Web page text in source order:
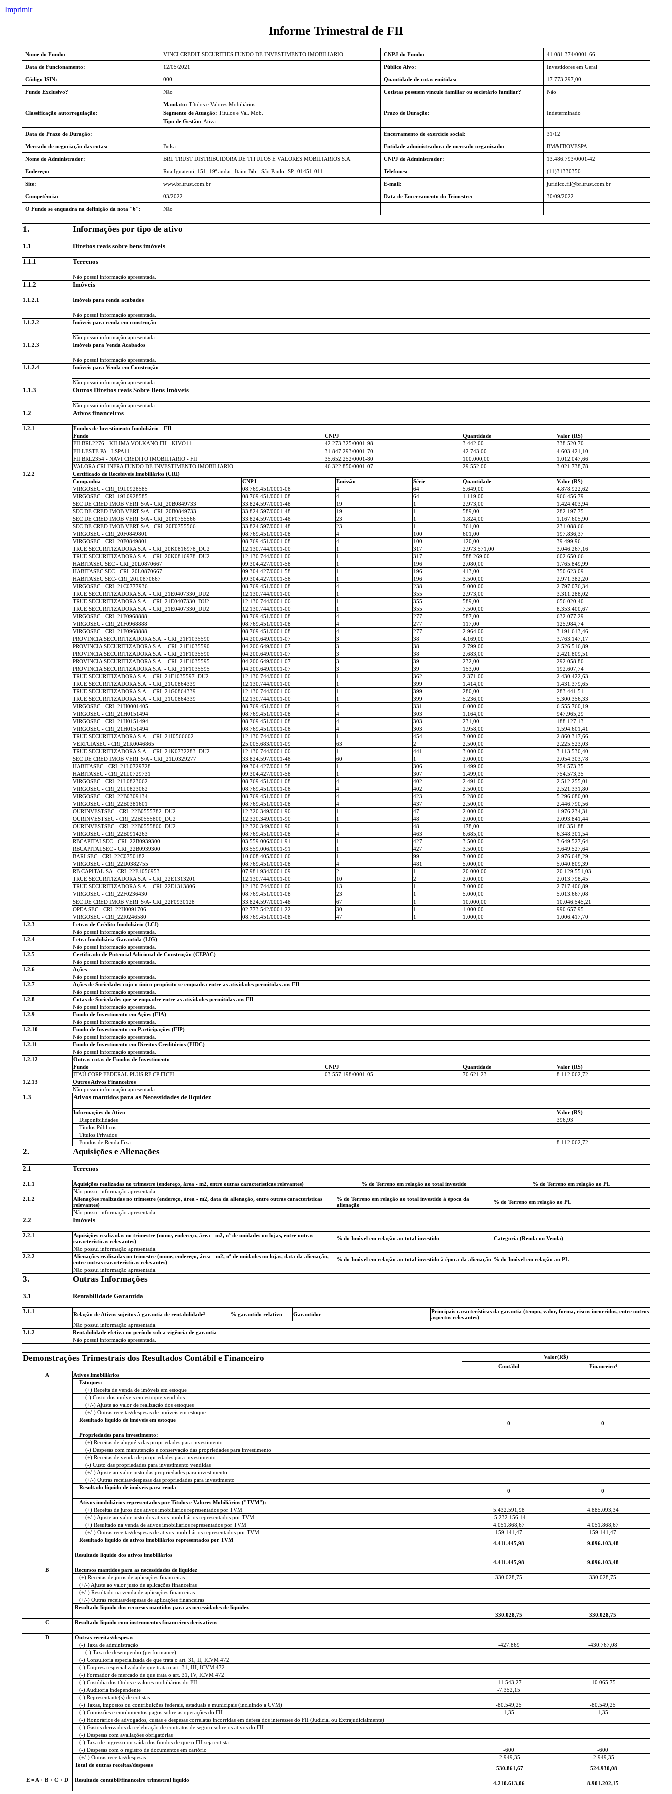
Imprimir
Informe Trimestral de FII
Nome do Fundo: VINCI CREDIT SECURITIES FUNDO DE INVESTIMENTO IMOBILIARIO CNPJ do Fundo: 41.081.374/0001-66
Data de Funcionamento: 12/05/2021 Público Alvo: Investidores em Geral
Código ISIN: 000 Quantidade de cotas emitidas: 17.773.297,00
Fundo Exclusivo? Não Cotistas possuem vínculo familiar ou societário familiar? Não
Classificação autorregulação:
Mandato: Títulos e Valores Mobiliários
Segmento de Atuação: Títulos e Val. Mob.
Tipo de Gestão: Ativa
Prazo de Duração: Indeterminado
Data do Prazo de Duração: Encerramento do exercício social: 31/12
Mercado de negociação das cotas: Bolsa Entidade administradora de mercado organizado: BM&FBOVESPA
Nome do Administrador: BRL TRUST DISTRIBUIDORA DE TITULOS E VALORES MOBILIARIOS S.A. CNPJ do Administrador: 13.486.793/0001-42
Endereço: Rua Iguatemi, 151, 19º andar- Itaim Bibi- São Paulo- SP- 01451-011 Telefones: (11)31330350
Site: www.brltrust.com.br E-mail: juridico.fii@brltrust.com.br
Competência: 03/2022 Data de Encerramento do Trimestre: 30/09/2022
O Fundo se enquadra na definição da nota "6": Não
1. Informações por tipo de ativo
1.1 Direitos reais sobre bens imóveis
1.1.1 Terrenos
Não possui informação apresentada.
1.1.2 Imóveis
1.1.2.1 Imóveis para renda acabados
Não possui informação apresentada.
1.1.2.2
Imóveis para renda em construção
Não possui informação apresentada.
1.1.2.3
Imóveis para Venda Acabados
Não possui informação apresentada.
1.1.2.4
Imóveis para Venda em Construção
Não possui informação apresentada.
1.1.3 Outros Direitos reais Sobre Bens Imóveis
Não possui informação apresentada.
1.2 Ativos financeiros
1.2.1
Fundos de Investimento Imobiliário - FII
Fundo
CNPJ Quantidade
Valor (R$)
FII BRL2276 - KILIMA VOLKANO FII - KIVO11
42.273.325/0001-98 3.442,00
338.520,70
FII LESTE PA - LSPA11
31.847.293/0001-70 42.743,00
4.603.421,10
FII BRL2354 - NAVI CREDITO IMOBILIARIO - FII
35.652.252/0001-80 100.000,00
1.012.047,66
VALORA CRI INFRA FUNDO DE INVESTIMENTO IMOBILIARIO
46.322.850/0001-07 29.552,00
3.021.738,78
1.2.2
Certificado de Recebíveis Imobiliários (CRI)
Companhia
CNPJ Emissão Série Quantidade
Valor (R$)
VIRGOSEC - CRI_19L0928585
08.769.451/0001-08 4 64 5.649,00
4.878.922,62
VIRGOSEC - CRI_19L0928585
08.769.451/0001-08 4 64 1.119,00
966.456,79
SEC DE CRED IMOB VERT S/A - CRI_20B0849733
33.824.597/0001-48 19 1 2.973,00
1.424.403,94
SEC DE CRED IMOB VERT S/A - CRI_20B0849733
33.824.597/0001-48 19 1 589,00
282.197,75
SEC DE CRED IMOB VERT S/A - CRI_20F0755566
33.824.597/0001-48 23 1 1.824,00
1.167.605,90
SEC DE CRED IMOB VERT S/A - CRI_20F0755566
33.824.597/0001-48 23 1 361,00
231.088,66
VIRGOSEC - CRI_20F0849801
08.769.451/0001-08 4 100 601,00
197.836,37
VIRGOSEC - CRI_20F0849801
08.769.451/0001-08 4 100 120,00
39.499,96
TRUE SECURITIZADORA S.A. - CRI_20K0816978_DU2
12.130.744/0001-00 1 317 2.973.571,00
3.046.267,16
TRUE SECURITIZADORA S.A. - CRI_20K0816978_DU2
12.130.744/0001-00 1 317 588.269,00
602.650,66
HABITASEC SEC - CRI_20L0870667
09.304.427/0001-58 1 196 2.080,00
1.765.849,99
HABITASEC SEC - CRI_20L0870667
09.304.427/0001-58 1 196 413,00
350.623,09
HABITASEC SEC- CRI_20L0870667
09.304.427/0001-58 1 196 3.500,00
2.971.382,20
VIRGOSEC - CRI_21C0777936
08.769.451/0001-08 4 238 5.000,00
2.797.076,34
TRUE SECURITIZADORA S.A. - CRI_21E0407330_DU2
12.130.744/0001-00 1 355 2.973,00
3.311.288,02
TRUE SECURITIZADORA S.A. - CRI_21E0407330_DU2
12.130.744/0001-00 1 355 589,00
656.020,40
TRUE SECURITIZADORA S.A. - CRI_21E0407330_DU2
12.130.744/0001-00 1 355 7.500,00
8.353.400,67
VIRGOSEC - CRI_21F0968888
08.769.451/0001-08 4 277 587,00
632.077,29
VIRGOSEC - CRI_21F0968888
08.769.451/0001-08 4 277 117,00
125.984,74
VIRGOSEC - CRI_21F0968888
08.769.451/0001-08 4 277 2.964,00
3.191.613,46
PROVINCIA SECURITIZADORA S.A. - CRI_21F1035590
04.200.649/0001-07 3 38 4.169,00
3.763.147,17
PROVINCIA SECURITIZADORA S.A. - CRI_21F1035590
04.200.649/0001-07 3 38 2.799,00
2.526.516,89
PROVINCIA SECURITIZADORA S.A. - CRI_21F1035590
04.200.649/0001-07 3 38 2.683,00
2.421.809,51
PROVINCIA SECURITIZADORA S.A. - CRI_21F1035595
04.200.649/0001-07 3 39 232,00
292.058,80
PROVINCIA SECURITIZADORA S.A. - CRI_21F1035595
04.200.649/0001-07 3 39 153,00
192.607,74
TRUE SECURITIZADORA S.A. - CRI_21F1035597_DU2
12.130.744/0001-00 1 362 2.371,00
2.430.422,63
TRUE SECURITIZADORA S.A. - CRI_21G0864339
12.130.744/0001-00 1 399 1.414,00
1.431.379,65
TRUE SECURITIZADORA S.A. - CRI_21G0864339
12.130.744/0001-00 1 399 280,00
283.441,51
TRUE SECURITIZADORA S.A. - CRI_21G0864339
12.130.744/0001-00 1 399 5.236,00
5.300.356,33
VIRGOSEC - CRI_21H0001405
08.769.451/0001-08 4 331 6.000,00
6.555.760,19
VIRGOSEC - CRI_21H0151494
08.769.451/0001-08 4 303 1.164,00
947.965,29
VIRGOSEC - CRI_21H0151494
08.769.451/0001-08 4 303 231,00
188.127,13
VIRGOSEC - CRI_21H0151494
08.769.451/0001-08 4 303 1.958,00
1.594.601,41
TRUE SECURITIZADORA S.A. - CRI_21I0566602
12.130.744/0001-00 1 454 3.000,00
2.860.317,66
VERTCIASEC - CRI_21K0046865
25.005.683/0001-09 63 2 2.500,00
2.225.523,03
TRUE SECURITIZADORA S.A. - CRI_21K0732283_DU2
12.130.744/0001-00 1 441 3.000,00
3.113.530,40
SEC DE CRED IMOB VERT S/A - CRI_21L0329277
33.824.597/0001-48 60 1 2.000,00
2.054.303,78
HABITASEC - CRI_21L0729728
09.304.427/0001-58 1 306 1.499,00
754.573,35
HABITASEC - CRI_21L0729731
09.304.427/0001-58 1 307 1.499,00
754.573,35
VIRGOSEC - CRI_21L0823062
08.769.451/0001-08 4 402 2.491,00
2.512.255,01
VIRGOSEC - CRI_21L0823062
08.769.451/0001-08 4 402 2.500,00
2.521.331,80
VIRGOSEC - CRI_22B0309134
08.769.451/0001-08 4 423 5.280,00
5.296.680,00
VIRGOSEC - CRI_22B0381601
08.769.451/0001-08 4 437 2.500,00
2.446.790,56
OURINVESTSEC - CRI_22B0555782_DU2
12.320.349/0001-90 1 47 2.000,00
1.976.234,31
OURINVESTSEC - CRI_22B0555800_DU2
12.320.349/0001-90 1 48 2.000,00
2.093.841,44
OURINVESTSEC - CRI_22B0555800_DU2
12.320.349/0001-90 1 48 178,00
186.351,88
VIRGOSEC - CRI_22B0914263
08.769.451/0001-08 4 463 6.685,00
6.348.301,54
RBCAPITALSEC - CRI_22B0939300
03.559.006/0001-91 1 427 3.500,00
3.649.527,64
RBCAPITALSEC - CRI_22B0939300
03.559.006/0001-91 1 427 3.500,00
3.649.527,64
BARI SEC - CRI_22C0750182
10.608.405/0001-60 1 99 3.000,00
2.976.648,29
VIRGOSEC - CRI_22D0382755
08.769.451/0001-08 4 481 5.000,00
5.040.809,39
RB CAPITAL SA - CRI_22E1056953
07.981.934/0001-09 2 1 20.000,00
20.129.551,03
TRUE SECURITIZADORA S.A. - CRI_22E1313201
12.130.744/0001-00 10 2 2.000,00
2.013.798,45
TRUE SECURITIZADORA S.A. - CRI_22E1313806
12.130.744/0001-00 13 1 3.000,00
2.717.406,89
VIRGOSEC - CRI_22F0236430
08.769.451/0001-08 23 1 5.000,00
5.013.667,08
SEC DE CRED IMOB VERT S/A- CRI_22F0930128
33.824.597/0001-48 67 1 10.000,00
10.046.545,21
OPEA SEC - CRI_22H0091706
02.773.542/0001-22 30 1 1.000,00
990.657,95
VIRGOSEC - CRI_22I0246580
08.769.451/0001-08 47 1 1.000,00
1.006.417,70
1.2.3
Letras de Crédito Imobiliário (LCI)
Não possui informação apresentada.
1.2.4
Letra Imobiliária Garantida (LIG)
Não possui informação apresentada.
1.2.5
Certificado de Potencial Adicional de Construção (CEPAC)
Não possui informação apresentada.
1.2.6
Ações
Não possui informação apresentada.
1.2.7
Ações de Sociedades cujo o único propósito se enquadra entre as atividades permitidas aos FII
Não possui informação apresentada.
1.2.8
Cotas de Sociedades que se enquadre entre as atividades permitidas aos FII
Não possui informação apresentada.
1.2.9
Fundo de Investimento em Ações (FIA)
Não possui informação apresentada.
1.2.10
Fundo de Investimento em Participações (FIP)
Não possui informação apresentada.
1.2.11
Fundo de Investimento em Direitos Creditórios (FIDC)
Não possui informação apresentada.
1.2.12
Outras cotas de Fundos de Investimento
Fundo
CNPJ Quantidade
Valor (R$)
ITAÚ CORP FEDERAL PLUS RF CP FICFI
03.557.198/0001-05 70.621,23
8.112.062,72
1.2.13
Outros Ativos Financeiros
Não possui informação apresentada.
1.3 Ativos mantidos para as Necessidades de liquidez
Informações do Ativo
Valor (R$)
Disponibilidades
396,93
Títulos Públicos
Títulos Privados
Fundos de Renda Fixa
8.112.062,72
2. Aquisições e Alienações
2.1 Terrenos
2.1.1 Aquisições realizadas no trimestre (endereço, área - m2, entre outras características relevantes) % do Terreno em relação ao total investido
% do Terreno em relação ao PL
Não possui informação apresentada.
2.1.2
Alienações realizadas no trimestre (endereço, área - m2, data da alienação, entre outras características
relevantes)
% do Terreno em relação ao total investido à época da
alienação
% do Terreno em relação ao PL
Não possui informação apresentada.
2.2 Imóveis
2.2.1
Aquisições realizadas no trimestre (nome, endereço, área - m2, nº de unidades ou lojas, entre outras
características relevantes)
% do Imóvel em relação ao total investido
Categoria (Renda ou Venda)
Não possui informação apresentada.
2.2.2
Alienações realizadas no trimestre (nome, endereço, área - m2, nº de unidades ou lojas, data da alienação,
entre outras características relevantes)
% do Imóvel em relação ao total investido à época da alienação % do Imóvel em relação ao PL
Não possui informação apresentada.
3. Outras Informações
3.1 Rentabilidade Garantida
3.1.1 Relação de Ativos sujeitos à garantia de rentabilidade³ % garantido relativo Garantidor
Principais características da garantia (tempo, valor, forma, riscos incorridos, entre outros
aspectos relevantes)
Não possui informação apresentada.
3.1.2
Rentabilidade efetiva no período sob a vigência de garantia
Não possui informação apresentada.
Demonstrações Trimestrais dos Resultados Contábil e Financeiro
Valor(R$)
Contábil
Financeiro⁴
A
Ativos Imobiliários
Estoques:
(+) Receita de venda de imóveis em estoque
(-) Custo dos imóveis em estoque vendidos
(+/-) Ajuste ao valor de realização dos estoques
(+/-) Outras receitas/despesas de imóveis em estoque
Resultado líquido de imóveis em estoque
0
0
Propriedades para investimento:
(+) Receitas de aluguéis das propriedades para investimento
(-) Despesas com manutenção e conservação das propriedades para investimento
(+) Receitas de venda de propriedades para investimento
(-) Custo das propriedades para investimento vendidas
(+/-) Ajuste ao valor justo das propriedades para investimento
(+/-) Outras receitas/despesas das propriedades para investimento
Resultado líquido de imóveis para renda
0
0
Ativos imobiliários representados por Títulos e Valores Mobiliários ("TVM"):
(+) Receitas de juros dos ativos imobiliários representados por TVM
5.432.591,98
4.885.093,34
(+/-) Ajuste ao valor justo dos ativos imobiliários representados por TVM
-5.232.156,14
(+) Resultado na venda de ativos imobiliários representados por TVM
4.051.868,67
4.051.868,67
(+/-) Outras receitas/despesas de ativos imobiliários representados por TVM
159.141,47
159.141,47
Resultado líquido de ativos imobiliários representados por TVM
4.411.445,98
9.096.103,48
Resultado líquido dos ativos imobiliários
4.411.445,98
9.096.103,48
B
Recursos mantidos para as necessidades de liquidez
(+) Receitas de juros de aplicações financeiras
330.028,75
330.028,75
(+/-) Ajuste ao valor justo de aplicações financeiras
(+/-) Resultado na venda de aplicações financeiras
(+/-) Outras receitas/despesas de aplicações financeiras
Resultado líquido dos recursos mantidos para as necessidades de liquidez
330.028,75
330.028,75
C
Resultado líquido com instrumentos financeiros derivativos
D
Outras receitas/despesas
(-) Taxa de administração
-427.869
-430.767,08
(-) Taxa de desempenho (performance)
(-) Consultoria especializada de que trata o art. 31, II, ICVM 472
(-) Empresa especializada de que trata o art. 31, III, ICVM 472
(-) Formador de mercado de que trata o art. 31, IV, ICVM 472
(-) Custódia dos títulos e valores mobiliários do FII
-11.543,27
-10.065,75
(-) Auditoria independente
-7.352,15
(-) Representante(s) de cotistas
(-) Taxas, impostos ou contribuições federais, estaduais e municipais (incluindo a CVM)
-80.549,25
-80.549,25
(-) Comissões e emolumentos pagos sobre as operações do FII
1,35
1,35
(-) Honorários de advogados, custas e despesas correlatas incorridas em defesa dos interesses do FII (Judicial ou Extrajudicialmente)
(-) Gastos derivados da celebração de contratos de seguro sobre os ativos do FII
(-) Despesas com avaliações obrigatórias
(-) Taxa de ingresso ou saída dos fundos de que o FII seja cotista
(-) Despesas com o registro de documentos em cartório
-600
-600
(+/-) Outras receitas/despesas
-2.949,35
-2.949,35
Total de outras receitas/despesas
-530.861,67
-524.930,08
E = A + B + C + D
Resultado contábil/financeiro trimestral líquido
4.210.613,06 8.901.202,15